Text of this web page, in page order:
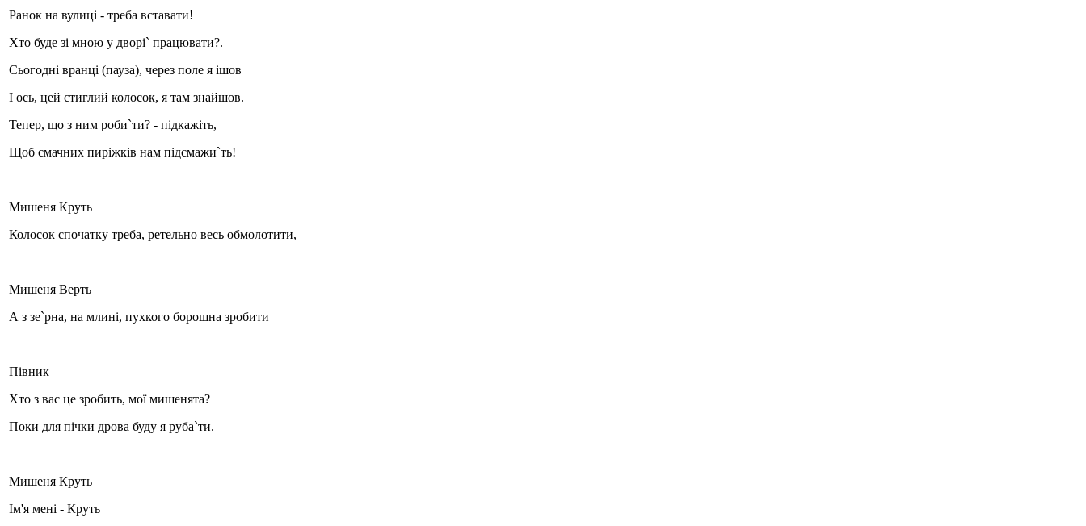
Ранок на вулиці - треба вставати!
Хто буде зі мною у дворі` працювати?.
Сьогодні вранці (пауза), через поле я ішов
І ось, цей стиглий колосок, я там знайшов.
Тепер, що з ним роби`ти? - підкажіть,
Щоб смачних пиріжків нам підсмажи`ть!
Мишеня Круть
Колосок спочатку треба, ретельно весь обмолотити,
Мишеня Верть
А з зе`рна, на млині, пухкого борошна зробити
Півник
Хто з вас це зробить, мої мишенята?
Поки для пічки дрова буду я руба`ти.
Мишеня Круть
Ім'я мені - Круть